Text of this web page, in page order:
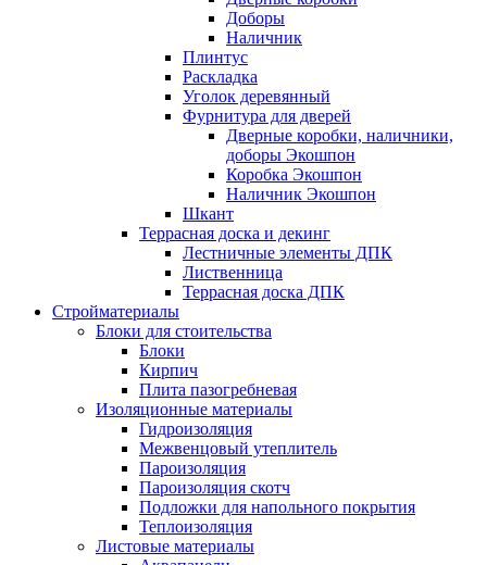
Доборы
Наличник
Плинтус
Раскладка
Уголок деревянный
Фурнитура для дверей
Дверные коробки, наличники,
доборы Экошпон
Коробка Экошпон
Наличник Экошпон
Шкант
Террасная доска и декинг
Лестничные элементы ДПК
Лиственница
Террасная доска ДПК
Стройматериалы
Блоки для стоительства
Блоки
Кирпич
Плита пазогребневая
Изоляционные материалы
Гидроизоляция
Межвенцовый утеплитель
Пароизоляция
Пароизоляция скотч
Подложки для напольного покрытия
Теплоизоляция
Листовые материалы